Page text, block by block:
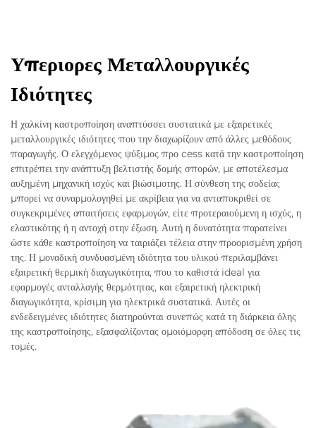
Υπεριορες Μεταλλουργικές
Ιδιότητες
Η χαλκίνη καστροποίηση αναπτύσσει συστατικά με εξαιρετικές
μεταλλουργικές ιδιότητες που την διαχωρίζουν από άλλες μεθόδους
παραγωγής. Ο ελεγχόμενος ψύξιμος προ cess κατά την καστροποίηση
επιτρέπει την ανάπτυξη βελτιστής δομής σπορών, με αποτέλεσμα
αυξημένη μηχανική ισχύς και βιώσιμοτης. Η σύνθεση της σοδείας
μπορεί να συναρμολογηθεί με ακρίβεια για να ανταποκριθεί σε
συγκεκριμένες απαιτήσεις εφαρμογών, είτε προτεραιούμενη η ισχύς, η
ελαστικότης ή η αντοχή στην έξωση. Αυτή η δυνατότητα παρατείνει
ώστε κάθε καστροποίηση να ταιριάζει τέλεια στην προορισμένη χρήση
της. Η μοναδική συνδυασμένη ιδιότητα του υλικού περιλαμβάνει
εξαιρετική θερμική διαγωγικότητα, που το καθιστά ideal για
εφαρμογές ανταλλαγής θερμότητας, και εξαιρετική ηλεκτρική
διαγωγικότητα, κρίσιμη για ηλεκτρικά συστατικά. Αυτές οι
ενδεδειγμένες ιδιότητες διατηρούνται συνεπώς κατά τη διάρκεια όλης
της καστροποίησης, εξασφαλίζοντας ομοιόμορφη απόδοση σε όλες τις
τομές.